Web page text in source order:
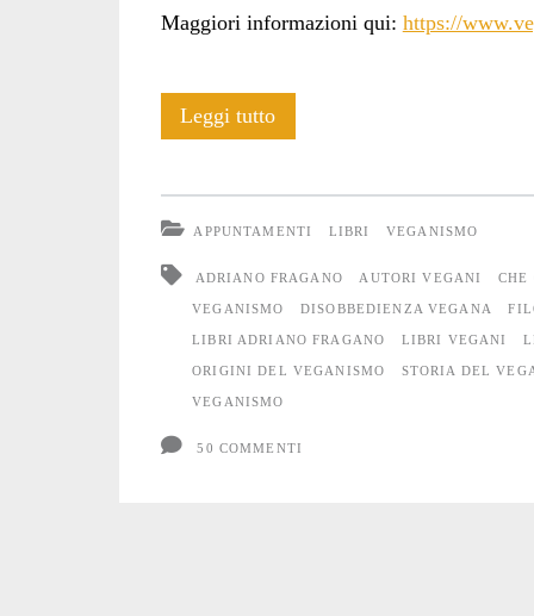
Maggiori informazioni qui: https://
Leggi tuttoLibri:
APPUNTAMENTI LIBRI VEGANISMO
ADRIANO FRAGANO AUTORI VEGANI CHE
VEGANISMO DISOBBEDIENZA VEGANA
LIBRI ADRIANO FRAGANO LIBRI VEGANI
ORIGINI DEL VEGANISMO STORIA DEL
VEGANISMO
50 COMMENTI